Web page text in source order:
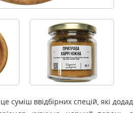
суміш ввідбірних спецій, які